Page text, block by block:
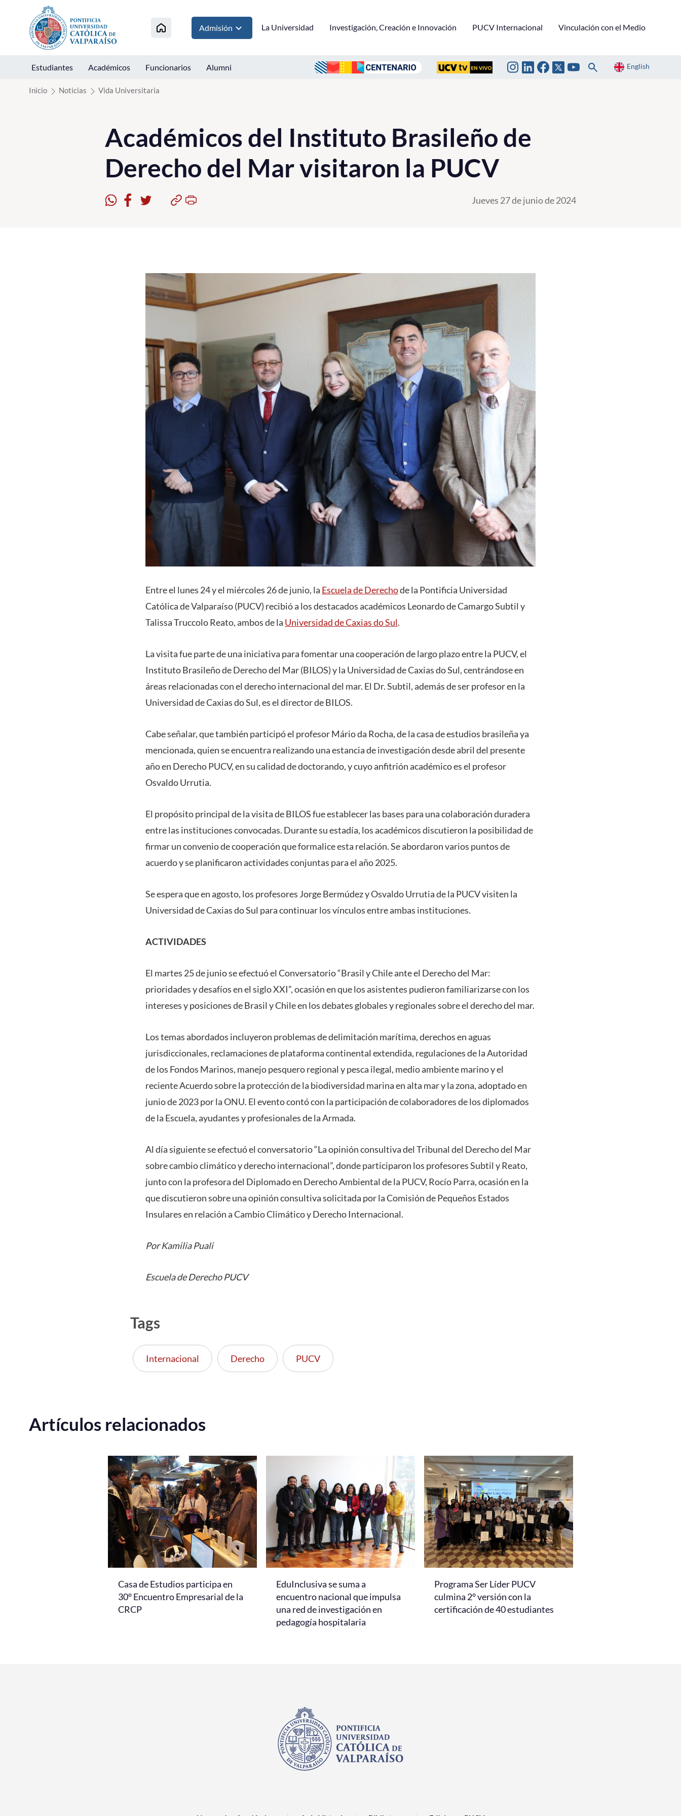
Click acá para ir directamente al contenido
Admisión La Universidad Investigación, Creación e Innovación PUCV Internacional Vinculación con el Medio
Estudiantes Académicos Funcionarios Alumni English
Inicio Noticias Vida Universitaria
Académicos del Instituto Brasileño de
Derecho del Mar visitaron la PUCV
Jueves 27 de junio de 2024
Entre el lunes 24 y el miércoles 26 de junio, la Escuela de Derechode la Pontificia Universidad
Católica de Valparaíso (PUCV) recibió a los destacados académicos Leonardo de Camargo Subtil y
Talissa Truccolo Reato, ambos de la Universidad de Caxias do Sul.
La visita fue parte de una iniciativa para fomentar una cooperación de largo plazo entre la PUCV, el
Instituto Brasileño de Derecho del Mar (BILOS) y la Universidad de Caxias do Sul, centrándose en
áreas relacionadas con el derecho internacional del mar. El Dr. Subtil, además de ser profesor en la
Universidad de Caxias do Sul, es el director de BILOS.
Cabe señalar, que también participó el profesor Mário da Rocha, de la casa de estudios brasileña ya
mencionada, quien se encuentra realizando una estancia de investigación desde abril del presente
año en Derecho PUCV, en su calidad de doctorando, y cuyo anfitrión académico es el profesor
Osvaldo Urrutia.
El propósito principal de la visita de BILOS fue establecer las bases para una colaboración duradera
entre las instituciones convocadas. Durante su estadía, los académicos discutieron la posibilidad de
firmar un convenio de cooperación que formalice esta relación. Se abordaron varios puntos de
acuerdo y se planificaron actividades conjuntas para el año 2025.
Se espera que en agosto, los profesores Jorge Bermúdez y Osvaldo Urrutia de la PUCV visiten la
Universidad de Caxias do Sul para continuar los vínculos entre ambas instituciones.
ACTIVIDADES
El martes 25 de junio se efectuó el Conversatorio “Brasil y Chile ante el Derecho del Mar:
prioridades y desafíos en el siglo XXI”, ocasión en que los asistentes pudieron familiarizarse con los
intereses y posiciones de Brasil y Chile en los debates globales y regionales sobre el derecho del mar.
Los temas abordados incluyeron problemas de delimitación marítima, derechos en aguas
jurisdiccionales, reclamaciones de plataforma continental extendida, regulaciones de la Autoridad
de los Fondos Marinos, manejo pesquero regional y pesca ilegal, medio ambiente marino y el
reciente Acuerdo sobre la protección de la biodiversidad marina en alta mar y la zona, adoptado en
junio de 2023 por la ONU. El evento contó con la participación de colaboradores de los diplomados
de la Escuela, ayudantes y profesionales de la Armada.
Al día siguiente se efectuó el conversatorio “La opinión consultiva del Tribunal del Derecho del Mar
sobre cambio climático y derecho internacional”, donde participaron los profesores Subtil y Reato,
junto con la profesora del Diplomado en Derecho Ambiental de la PUCV, Rocío Parra, ocasión en la
que discutieron sobre una opinión consultiva solicitada por la Comisión de Pequeños Estados
Insulares en relación a Cambio Climático y Derecho Internacional.
Por Kamilia Puali
Escuela de Derecho PUCV
Tags
Internacional Derecho PUCV
Artículos relacionados
Casa de Estudios participa en
30° Encuentro Empresarial de la
CRCP
EduInclusiva se suma a
encuentro nacional que impulsa
una red de investigación en
pedagogía hospitalaria
Programa Ser Líder PUCV
culmina 2° versión con la
certificación de 40 estudiantes